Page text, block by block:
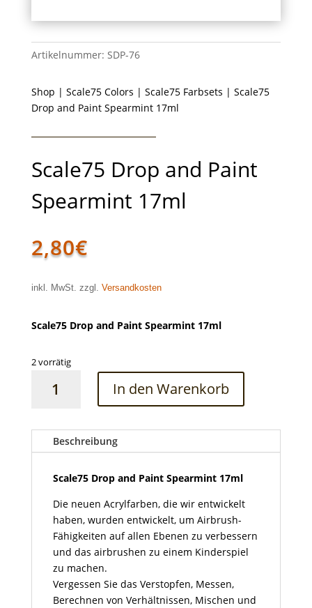
Artikelnummer: SDP-76
Shop | Scale75 Colors | Scale75 Farbsets | Scale75
Drop and Paint Spearmint 17ml
Scale75 Drop and Paint
Spearmint 17ml
2,80€
inkl. MwSt. zzgl. Versandkosten
Scale75 Drop and Paint Spearmint 17ml
2 vorrätig
Spearmint
17ml
Menge
In den Warenkorb
Beschreibung
Scale75 Drop and Paint Spearmint 17ml
Die neuen Acrylfarben, die wir entwickelt
haben, wurden entwickelt, um Airbrush-
Fähigkeiten auf allen Ebenen zu verbessern
und das airbrushen zu einem Kinderspiel
zu machen.
Vergessen Sie das Verstopfen, Messen,
Berechnen von Verhältnissen, Mischen und